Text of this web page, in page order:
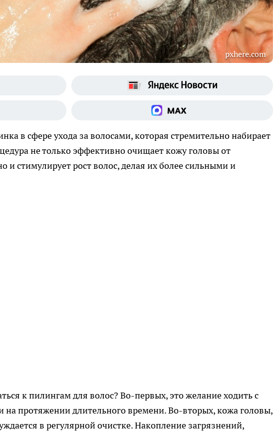
pxhere.com
в сфере ухода за волосами, которая стремительно набирает
не только эффективно очищает кожу головы от
и стимулирует рост волос, делая их более сильными и
к пилингам для волос? Во-первых, это желание ходить с
протяжении длительного времени. Во-вторых, кожа головы,
в регулярной очистке. Накопление загрязнений,